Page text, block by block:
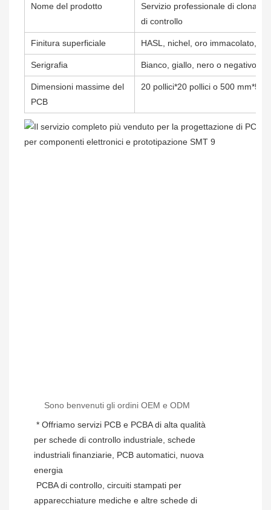
Nome del prodotto
Servizio professionale di
di controllo
Finitura superficiale HASL, nichel, oro immacolato,
Serigrafia Bianco, giallo, nero o negativo,
Dimensioni massime del
PCB
20 pollici*20 pollici o 500
Sono benvenuti gli ordini OEM e ODM
* Offriamo servizi PCB e PCBA di alta qualità
per schede di controllo industriale, schede
industriali finanziarie, PCB automatici, nuova
energia
apparecchiature mediche e altre schede di